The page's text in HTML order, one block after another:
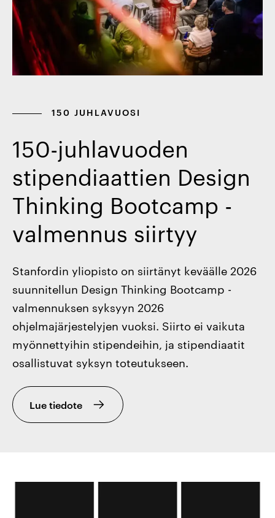
150 JUHLAVUOSI
150-juhlavuoden
stipendiaattien Design
Thinking Bootcamp -
valmennus siirtyy
Stanfordin yliopisto on siirtänyt keväälle 2026
suunnitellun Design Thinking Bootcamp -
valmennuksen syksyyn 2026
ohjelmajärjestelyjen vuoksi. Siirto ei vaikuta
myönnettyihin stipendeihin, ja stipendiaatit
osallistuvat syksyn toteutukseen.
Lue tiedote